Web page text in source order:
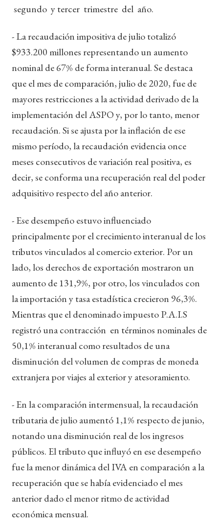
segundo y tercer trimestre del año.
- La recaudación impositiva de julio totalizó
$933.200 millones representando un aumento
nominal de 67% de forma interanual. Se destaca
que el mes de comparación, julio de 2020, fue de
mayores restricciones a la actividad derivado de la
implementación del ASPO y, por lo tanto, menor
recaudación. Si se ajusta por la inflación de ese
mismo período, la recaudación evidencia once
meses consecutivos de variación real positiva, es
decir, se conforma una recuperación real del poder
adquisitivo respecto del año anterior.
- Ese desempeño estuvo influenciado
principalmente por el crecimiento interanual de los
tributos vinculados al comercio exterior. Por un
lado, los derechos de exportación mostraron un
aumento de 131,9%, por otro, los vinculados con
la importación y tasa estadística crecieron 96,3%.
Mientras que el denominado impuesto P.A.I.S
registró una contracción en términos nominales de
50,1% interanual como resultados de una
disminución del volumen de compras de moneda
extranjera por viajes al exterior y atesoramiento.
- En la comparación intermensual, la recaudación
tributaria de julio aumentó 1,1% respecto de junio,
notando una disminución real de los ingresos
públicos. El tributo que influyó en ese desempeño
fue la menor dinámica del IVA en comparación a la
recuperación que se había evidenciado el mes
anterior dado el menor ritmo de actividad
económica mensual.